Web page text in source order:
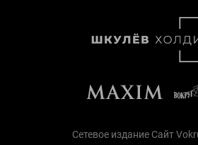
Сетевое издание Сайт